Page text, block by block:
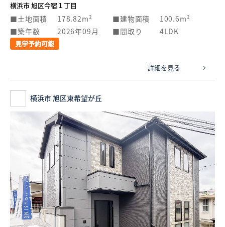
横浜市 旭区今宿１丁目
土地面積 178.82m² 建物面積
100.6m²
築年数
2026年09月 間取り 4LDK
見学予約可能
詳細を見る
横浜市 旭区東希望が丘